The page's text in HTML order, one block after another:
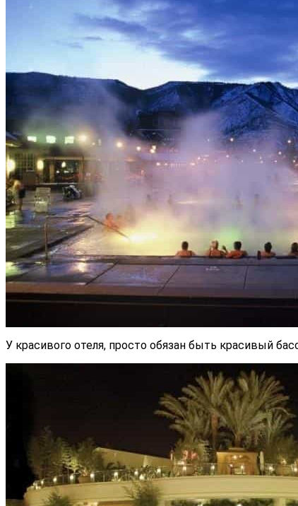
У красивого отеля, просто обязан быть красивый